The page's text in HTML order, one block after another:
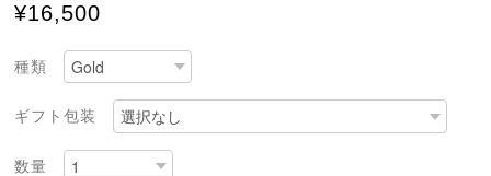
¥16,500
種類
ギフト包装
数量